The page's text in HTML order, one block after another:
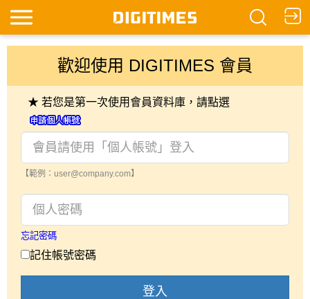
歡迎使用 DIGITIMES 會員
★ 若您是第一次使用會員資料庫，請點選
【範例：user@company.com】
忘記密碼
記住帳號密碼
登入